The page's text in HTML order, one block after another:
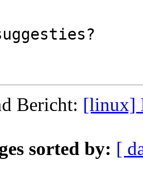
Bericht: [linux]
sorted by: [